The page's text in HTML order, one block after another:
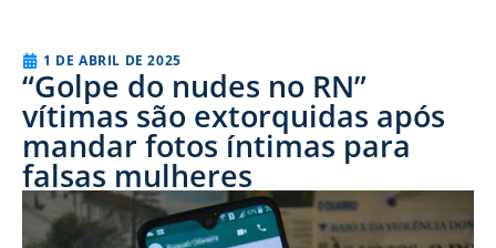
1 DE ABRIL DE 2025
“Golpe do nudes no RN”
vítimas são extorquidas após
mandar fotos íntimas para
falsas mulheres